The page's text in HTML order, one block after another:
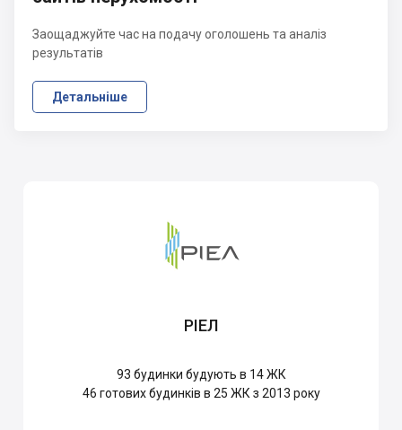
Заощаджуйте час на подачу оголошень та аналіз
результатів
Детальніше
РІЕЛ
93 будинки будують в 14 ЖК
46 готових будинків в 25 ЖК з 2013 року